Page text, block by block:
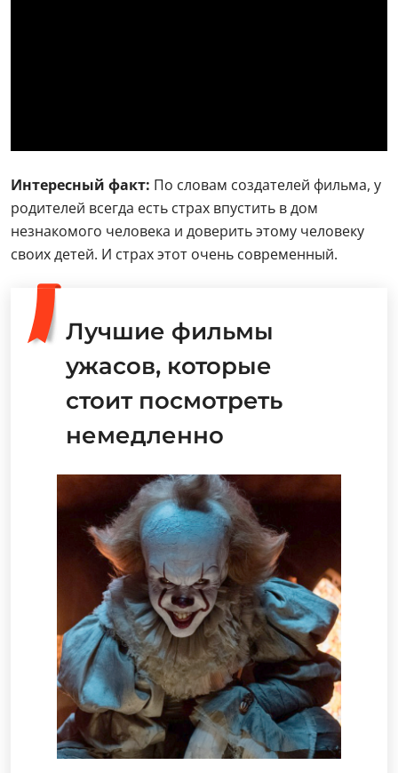
Интересный факт: По словам создателей фильма, у
родителей всегда есть страх впустить в дом
незнакомого человека и доверить этому человеку
своих детей. И страх этот очень современный.
Лучшие фильмы
ужасов, которые
стоит посмотреть
немедленно